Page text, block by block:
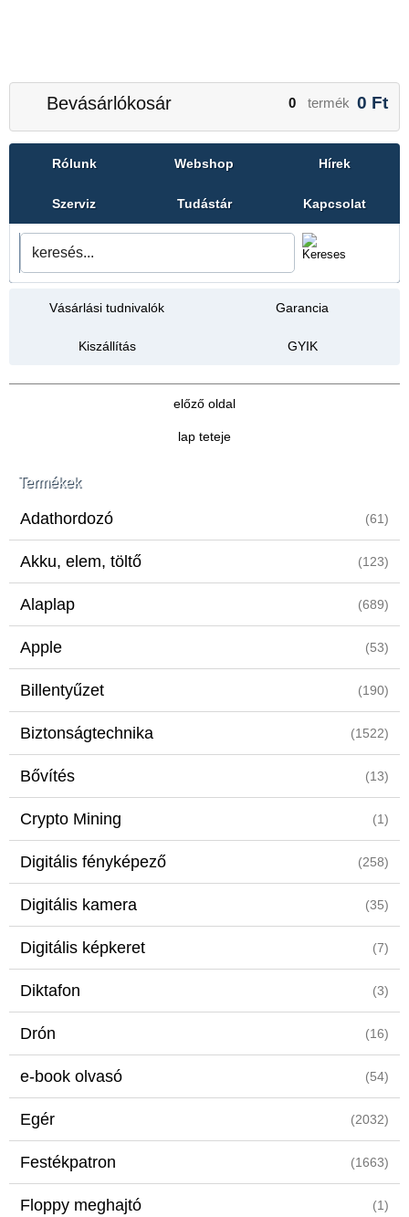
Bevásárlókosár 0 termék 0 Ft
Rólunk Webshop Hírek
Szerviz Tudástár Kapcsolat
Vásárlási tudnivalók Garancia
Kiszállítás GYIK
Termékek
Adathordozó (61)
Akku, elem, töltő (123)
Alaplap (689)
Apple (53)
Billentyűzet (190)
Biztonságtechnika (1522)
Bővítés (13)
Crypto Mining (1)
Digitális fényképező (258)
Digitális kamera (35)
Digitális képkeret (7)
Diktafon (3)
Drón (16)
e-book olvasó (54)
Egér (2032)
Festékpatron (1663)
Floppy meghajtó (1)
előző oldal
lap teteje